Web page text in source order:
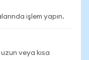
işlem yapın.
veya kısa